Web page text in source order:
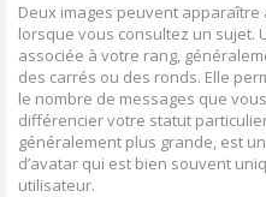
Deux images peuvent apparaître
lorsque vous consultez un sujet.
associée à votre rang,
des carrés ou des ronds. Elle
le nombre de messages que
différencier votre statut
généralement plus grande, est
d’avatar qui est bien souvent
utilisateur.